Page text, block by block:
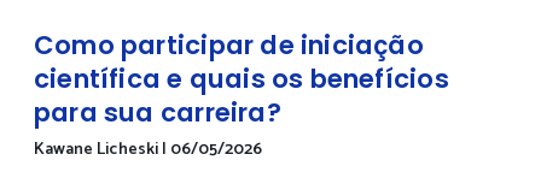
Como participar de iniciação
científica e quais os benefícios
para sua carreira?
Kawane Licheski| 06/05/2026